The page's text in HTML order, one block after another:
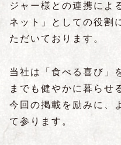
ジャー様との連携によ
ネット」としての役割
ただいております。
当社は「食べる喜び」
までも健やかに暮らせ
今回の掲載を励みに、
て参ります。